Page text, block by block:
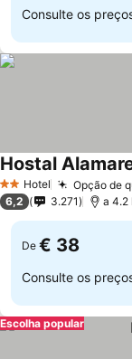
Consulte os
2 Estrelas
Hotel Opção de
Hostal
6,2 3.271 a 4.2
De € 38
Consulte os
Escolha popular